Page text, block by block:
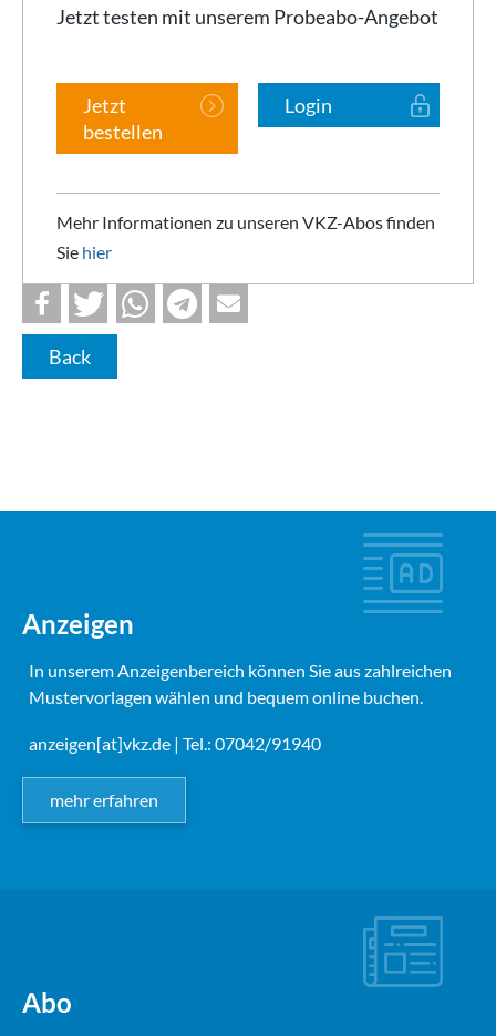
Jetzt testen mit unserem Probeabo-Angebot
Jetzt
bestellen
Login
Mehr Informationen zu unseren VKZ-Abos finden
Sie hier
Back
Anzeigen
In unserem Anzeigenbereich können Sie aus zahlreichen
Mustervorlagen wählen und bequem online buchen.
anzeigen[at]vkz.de | Tel.: 07042/91940
mehr erfahren
Abo